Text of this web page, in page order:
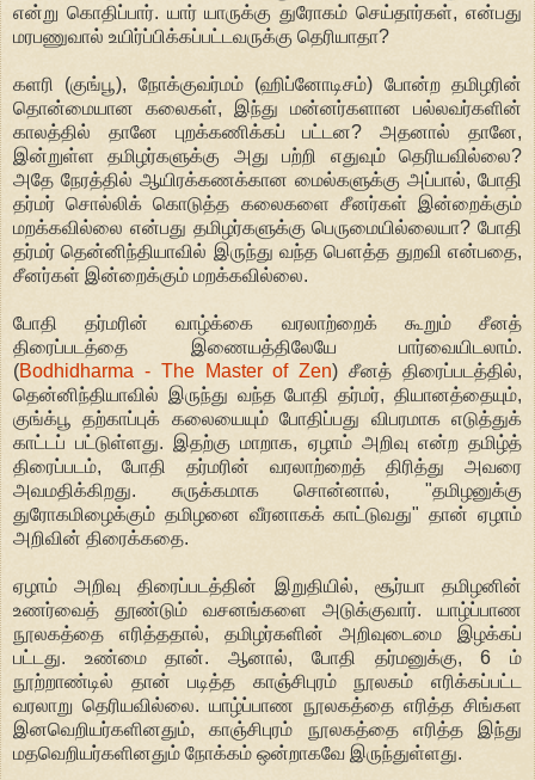
என்று கொதிப்பார். யார் யாருக்கு துரோகம் செய்தார்கள், என்பது
மரபணுவால் உயிர்ப்பிக்கப்பட்டவருக்கு தெரியாதா?
களரி (குங்பூ), நோக்குவர்மம் (ஹிப்னோடிசம்) போன்ற தமிழரின்
தொன்மையான கலைகள், இந்து மன்னர்களான பல்லவர்களின்
காலத்தில் தானே புறக்கணிக்கப் பட்டன? அதனால் தானே,
இன்றுள்ள தமிழர்களுக்கு அது பற்றி எதுவும் தெரியவில்லை?
அதே நேரத்தில் ஆயிரக்கணக்கான மைல்களுக்கு அப்பால், போதி
தர்மர் சொல்லிக் கொடுத்த கலைகளை சீனர்கள் இன்றைக்கும்
மறக்கவில்லை என்பது தமிழர்களுக்கு பெருமையில்லையா? போதி
தர்மர் தென்னிந்தியாவில் இருந்து வந்த பௌத்த துறவி என்பதை,
சீனர்கள் இன்றைக்கும் மறக்கவில்லை.
போதி தர்மரின் வாழ்க்கை வரலாற்றைக் கூறும் சீனத்
திரைப்படத்தை இணையத்திலேயே பார்வையிடலாம்.
(Bodhidharma - The Master of Zen) சீனத் திரைப்படத்தில்,
தென்னிந்தியாவில் இருந்து வந்த போதி தர்மர், தியானத்தையும்,
குங்க்பூ தற்காப்புக் கலையையும் போதிப்பது விபரமாக எடுத்துக்
காட்டப் பட்டுள்ளது. இதற்கு மாறாக, ஏழாம் அறிவு என்ற தமிழ்த்
திரைப்படம், போதி தர்மரின் வரலாற்றைத் திரித்து அவரை
அவமதிக்கிறது. சுருக்கமாக சொன்னால், "தமிழனுக்கு
துரோகமிழைக்கும் தமிழனை வீரனாகக் காட்டுவது" தான் ஏழாம்
அறிவின் திரைக்கதை.
ஏழாம் அறிவு திரைப்படத்தின் இறுதியில், சூர்யா தமிழனின்
உணர்வைத் தூண்டும் வசனங்களை அடுக்குவார். யாழ்ப்பாண
நூலகத்தை எரித்ததால், தமிழர்களின் அறிவுடைமை இழக்கப்
பட்டது. உண்மை தான். ஆனால், போதி தர்மனுக்கு, 6 ம்
நூற்றாண்டில் தான் படித்த காஞ்சிபுரம் நூலகம் எரிக்கப்பட்ட
வரலாறு தெரியவில்லை. யாழ்ப்பாண நூலகத்தை எரித்த சிங்கள
இனவெறியர்களினதும், காஞ்சிபுரம் நூலகத்தை எரித்த இந்து
மதவெறியர்களினதும் நோக்கம் ஒன்றாகவே இருந்துள்ளது.